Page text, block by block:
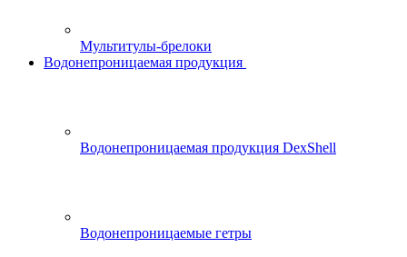
Мультитулы-брелоки
Водонепроницаемая продукция
Водонепроницаемая продукция DexShell
Водонепроницаемые гетры